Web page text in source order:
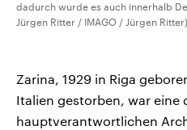
dadurch wurde es auch innerhalb
Jürgen Ritter / IMAGO / Jürgen Ritter)
Zarina, 1929 in Riga
Italien gestorben, war eine
hauptverantwortlichen